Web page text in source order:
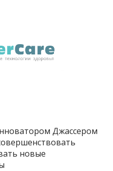
Джассером
новые